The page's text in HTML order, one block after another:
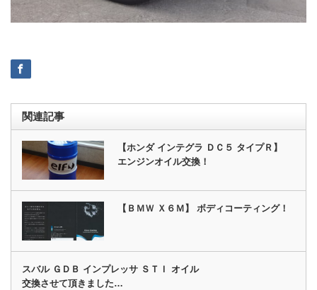
関連記事
【ホンダ インテグラ ＤＣ５ タイプＲ】
エンジンオイル交換！
【ＢＭＷ Ｘ６Ｍ】 ボディコーティング！
スバル ＧＤＢ インプレッサ ＳＴＩ オイル
交換させて頂きました…